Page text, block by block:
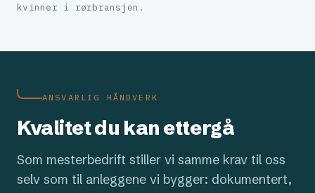
kvinner i rørbransjen.
ANSVARLIG HÅNDVERK
Kvalitet du kan ettergå
Som mesterbedrift stiller vi samme krav til oss
selv som til anleggene vi bygger: dokumentert,